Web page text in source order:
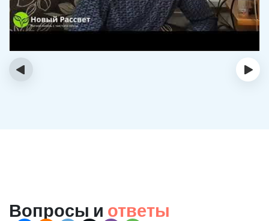
‹ ›
Вопросы и ответы